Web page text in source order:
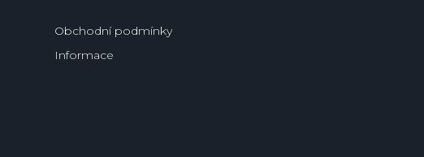
Obchodní podmínky
Informace